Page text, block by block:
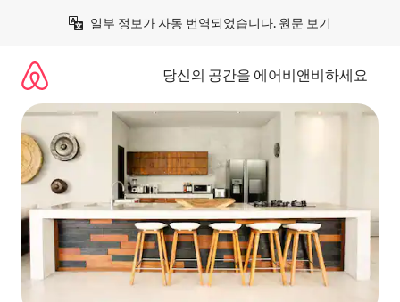
일부 정보가 자동 번역되었습니다. 원문 보기
당신의 공간을 에어비앤비하세요